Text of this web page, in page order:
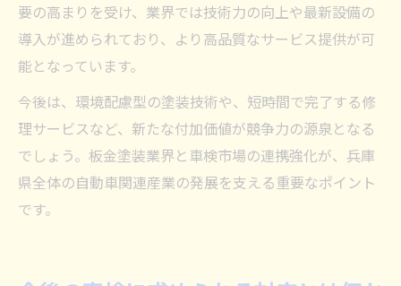
要の高まりを受け、業界では技術力の向上や最新設備の
導入が進められており、より高品質なサービス提供が可
能となっています。
今後は、環境配慮型の塗装技術や、短時間で完了する修
理サービスなど、新たな付加価値が競争力の源泉となる
でしょう。板金塗装業界と車検市場の連携強化が、兵庫
県全体の自動車関連産業の発展を支える重要なポイント
です。